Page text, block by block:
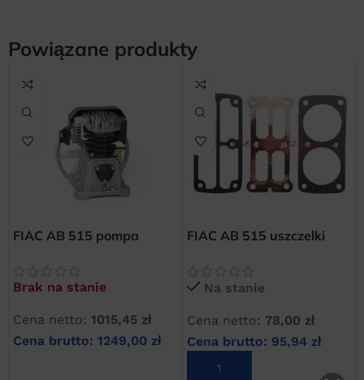
Powiązane produkty
FIAC AB 515 pompa
Brak na stanie
Cena netto: 1015,45 zł
Cena brutto: 1249,00 zł
FIAC AB 515 uszczelki
Na stanie
Cena netto: 78,00 zł
Cena brutto: 95,94 zł
DODAJ DO KOSZYKA